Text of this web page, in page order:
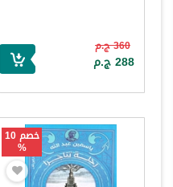
360 ج.م
288 ج.م
خصم 10
%